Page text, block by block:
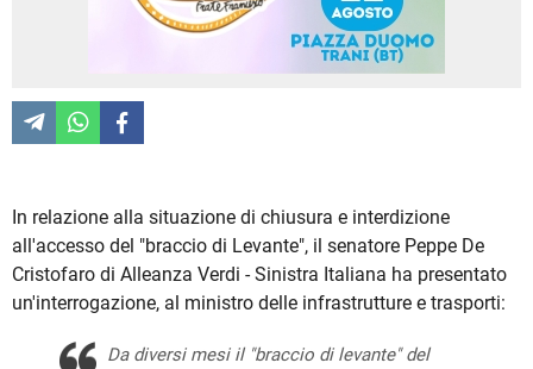
In relazione alla situazione di chiusura e interdizione
all'accesso del "braccio di Levante", il senatore Peppe De
Cristofaro di Alleanza Verdi - Sinistra Italiana ha presentato
un'interrogazione, al ministro delle infrastrutture e trasporti:
Da diversi mesi il "braccio di levante" del